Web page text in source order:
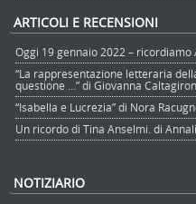
ARTICOLI E RECENSIONI
Oggi 19 gennaio 2022 – ricordiamo
“La rappresentazione letteraria
questione …” di Giovanna
“Isabella e Lucrezia” di Nora
Un ricordo di Tina Anselmi. di
NOTIZIARIO